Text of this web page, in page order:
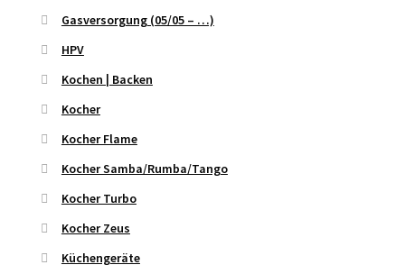
Gasversorgung (05/05 – …)
HPV
Kochen | Backen
Kocher
Kocher Flame
Kocher Samba/Rumba/Tango
Kocher Turbo
Kocher Zeus
Küchengeräte